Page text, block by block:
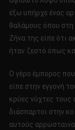
έξω υπήρχε ένας
θαλάμους όπου
Zήνα της είπε ότι
ήταν ζεστό όπως
Ο γέρο έμπορος
είπε στην εγγονή
κρύες νύχτες τους
διάσπαρτοι στην
αυτούς